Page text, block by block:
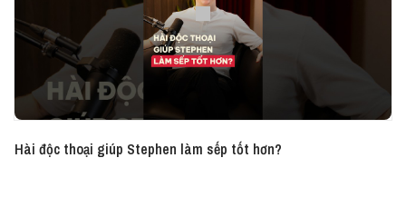
Hài độc thoại giúp Stephen làm sếp tốt hơn?